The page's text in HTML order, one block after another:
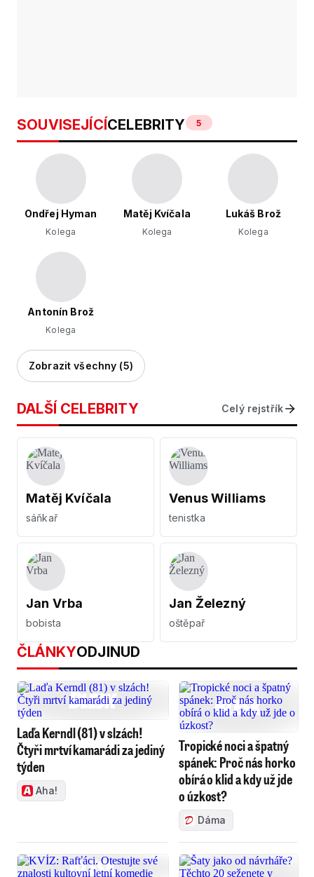
SOUVISEJÍCÍCELEBRITY 5
Ondřej Hyman
Kolega
Matěj Kvíčala
Kolega
Lukáš Brož
Kolega
Antonín Brož
Kolega
Zobrazit všechny (5)
DALŠÍ CELEBRITY Celý rejstřík
Matěj Kvíčala
sáňkař
Venus Williams
tenistka
Jan Vrba
bobista
Jan Železný
oštěpař
ČLÁNKYODJINUD
Laďa Kerndl (81) v slzách!
Čtyři mrtví kamarádi za jediný
týden
Aha!
Tropické noci a špatný
spánek: Proč nás horko
obírá o klid a kdy už jde
o úzkost?
Dáma